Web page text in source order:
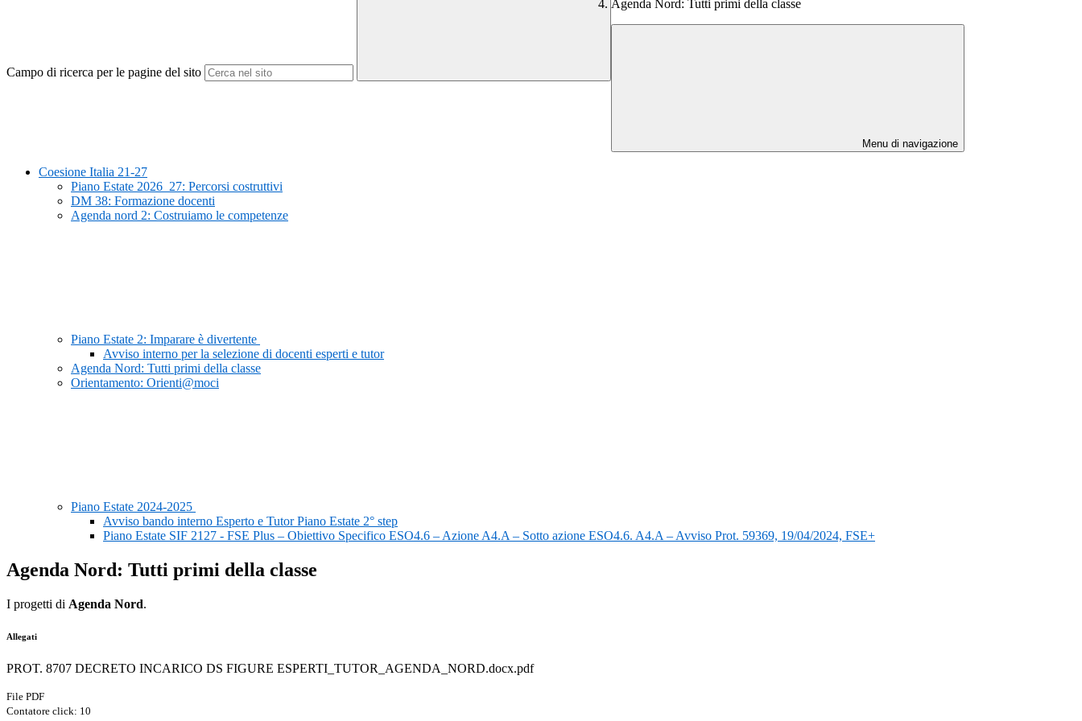
Campo di ricerca per le pagine del sito
Agenda Nord: Tutti primi della classe
Menu di navigazione
Coesione Italia 21-27
Piano Estate 2026_27: Percorsi costruttivi
DM 38: Formazione docenti
Agenda nord 2: Costruiamo le competenze
Piano Estate 2: Imparare è divertente
Avviso interno per la selezione di docenti esperti e tutor
Agenda Nord: Tutti primi della classe
Orientamento: Orienti@moci
Piano Estate 2024-2025
Avviso bando interno Esperto e Tutor Piano Estate 2° step
Piano Estate SIF 2127 - FSE Plus – Obiettivo Specifico ESO4.6 – Azione A4.A – Sotto azione ESO4.6. A4.A – Avviso Prot. 59369, 19/04/2024, FSE+
Agenda Nord: Tutti primi della classe
I progetti di Agenda Nord.
Allegati
PROT. 8707 DECRETO INCARICO DS FIGURE ESPERTI_TUTOR_AGENDA_NORD.docx.pdf
File PDF
Contatore click: 10